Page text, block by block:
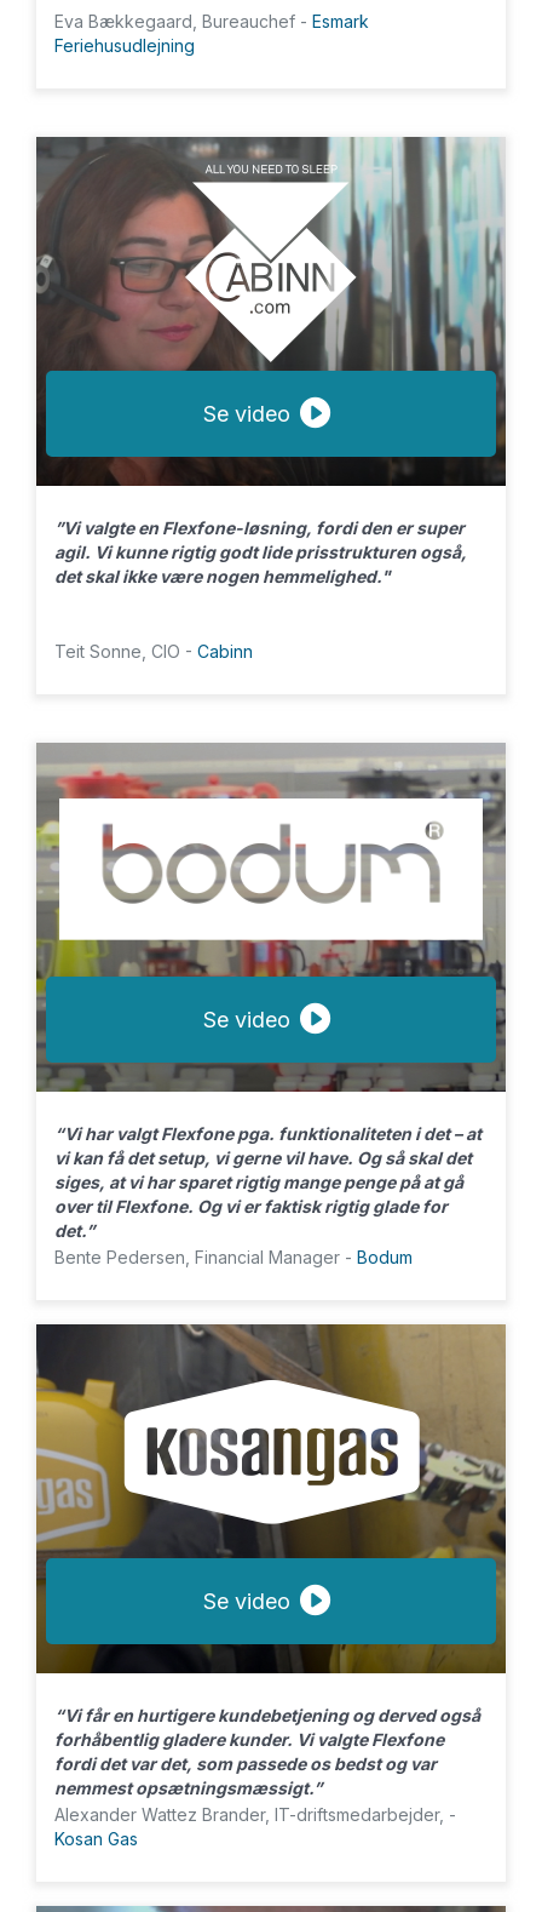
Eva Bækkegaard, Bureauchef - Esmark
Feriehusudlejning
Se video
”Vi valgte en Flexfone-løsning, fordi den er super
agil. Vi kunne rigtig godt lide prisstrukturen også,
det skal ikke være nogen hemmelighed."
Teit Sonne, CIO - Cabinn
Se video
“Vi har valgt Flexfone pga. funktionaliteten i det – at
vi kan få det setup, vi gerne vil have. Og så skal det
siges, at vi har sparet rigtig mange penge på at gå
over til Flexfone. Og vi er faktisk rigtig glade for
det.”
Bente Pedersen, Financial Manager - Bodum
Se video
“Vi får en hurtigere kundebetjening og derved også
forhåbentlig gladere kunder. Vi valgte Flexfone
fordi det var det, som passede os bedst og var
nemmest opsætningsmæssigt.”
Alexander Wattez Brander, IT-driftsmedarbejder, -
Kosan Gas